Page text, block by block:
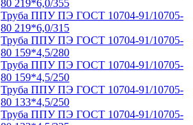
80 219*6,0/355
Труба ППУ ПЭ ГОСТ 10704-91/10705-
80 219*6,0/315
Труба ППУ ПЭ ГОСТ 10704-91/10705-
80 159*4,5/280
Труба ППУ ПЭ ГОСТ 10704-91/10705-
80 159*4,5/250
Труба ППУ ПЭ ГОСТ 10704-91/10705-
80 133*4,5/250
Труба ППУ ПЭ ГОСТ 10704-91/10705-